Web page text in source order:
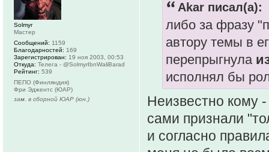
Akar писал(а):
либо за фразу
автору темы в
перепрыгнула
исполнял бы
Неизвестно кому
сами признали
и согласно
Solmyr
Мастер
Сообщений: 1159
Благодарностей: 169
Зарегистрирован: 19 ноя 2003, 00:53
Откуда: Телега - @SolmyrIbnWaliBarad
Рейтинг: 539
ПЕПО (Финляндия)
Фри Эджентс (ЮАР)
зам. в сборной ЮАР (юн.)